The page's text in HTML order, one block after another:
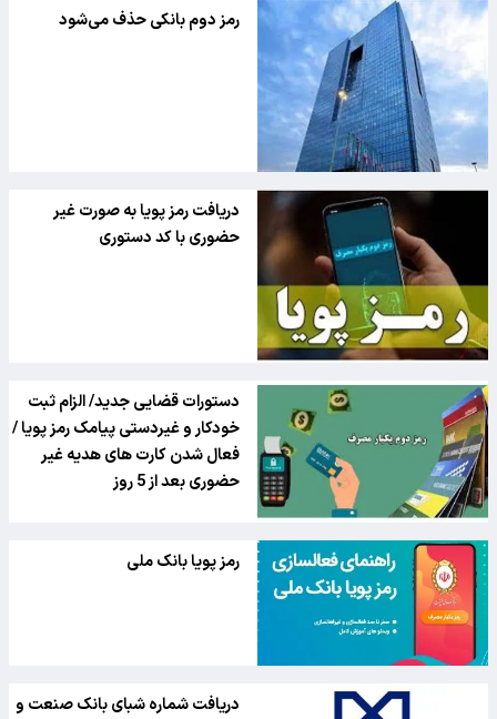
رمز دوم بانکی حذف می‌شود
دریافت رمز پویا به صورت غیر
حضوری با کد دستوری
دستورات قضایی جدید/ الزام ثبت
خودکار و غیردستی پیامک رمز پویا /
فعال شدن کارت های هدیه غیر
حضوری بعد از 5 روز
رمز پویا بانک ملی
دریافت شماره شبای بانک صنعت و